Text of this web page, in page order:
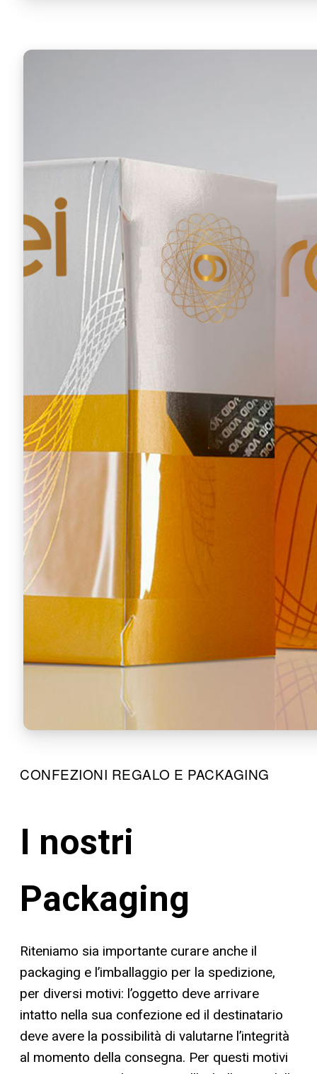
CONFEZIONI REGALO E PACKAGING
I nostri
Packaging
Riteniamo sia importante curare anche il
packaging e l’imballaggio per la spedizione,
per diversi motivi: l’oggetto deve arrivare
intatto nella sua confezione ed il destinatario
deve avere la possibilità di valutarne l’integrità
al momento della consegna. Per questi motivi